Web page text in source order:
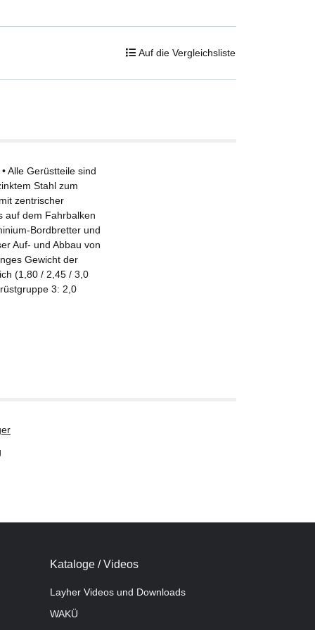
Auf die Vergleichsliste
Alle Gerüstteile sind
Stahl zum
zentrischer
auf dem Fahrbalken
Bordbretter und
Auf- und Abbau von
Gewicht der
(1,80 / 2,45 / 3,0
3: 2,0
Kataloge / Videos
Layher Videos und Downloads
WAKÜ